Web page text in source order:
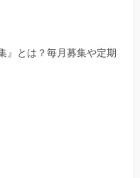
』とは？毎月募集や定期